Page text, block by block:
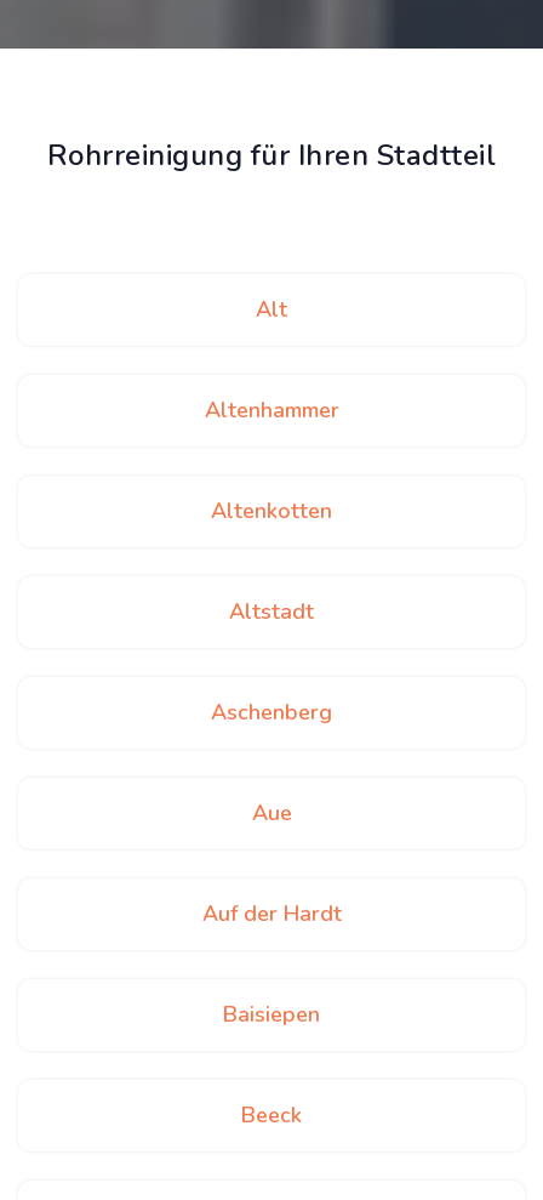
Rohrreinigung für Ihren Stadtteil
Alt
Altenhammer
Altenkotten
Altstadt
Aschenberg
Aue
Auf der Hardt
Baisiepen
Beeck